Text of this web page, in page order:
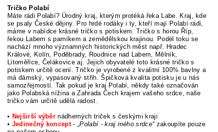
Tričko Polabí
Máte rádi Polabí? Úrodný kraj, kterým protéká řeka Labe. Kraj, kde
se psaly České dějiny. Pro hrdé rodáky i ty, kteří mají Polabí rádi,
máme v nabídce krásné tričko s potiskem. Tričko s horou Říp,
řekou Labem s parníkem a zemědělskou krajinou. Podél toku se
nachází mnoho významných historických měst např. Hradec
Králové, Kolín, Poděbrady, Roudnice nad Labem, Mělník,
Litoměřice, Čelákovice aj. Jejich obyvatelé toto krásné tričko s
potiskem určitě ocení. Tričko je vyrobené z kvalitní 100% bavlny a
má dámský, vypasovaný střih. Špičková kvalita potisku je u nás
samozřejmostí. Tak pokud je kraj Polabí, někdy také označován
jako Polabská nížina a Zahrada Čech krajem vašeho srdce, naše
tričko vám určitě udělá radost.
• Nejširší výběr nádherných triček s českými kraji
• Jedinečný koncept-„Polabí - kraj mého srdce“zakoupíte pouze